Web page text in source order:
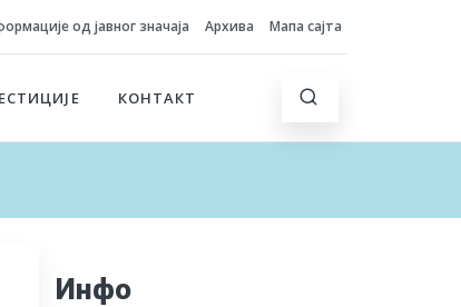
од јавног значаја Архива Мапа сајта
КОНТАКТ
Инфо